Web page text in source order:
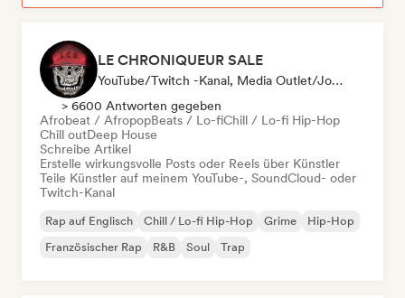
LE CHRONIQUEUR SALE
YouTube/Twitch -Kanal, Media Outlet/Journalist, Social Media Influencer
> 6600 Antworten gegeben
Afrobeat / AfropopBeats / Lo-fiChill / Lo-fi Hip-Hop
Chill outDeep House
Schreibe Artikel
Erstelle wirkungsvolle Posts oder Reels über Künstler
Teile Künstler auf meinem YouTube-, SoundCloud- oder
Twitch-Kanal
Rap auf Englisch Chill / Lo-fi Hip-Hop Grime
Hip-Hop
Französischer Rap
R&B Soul Trap